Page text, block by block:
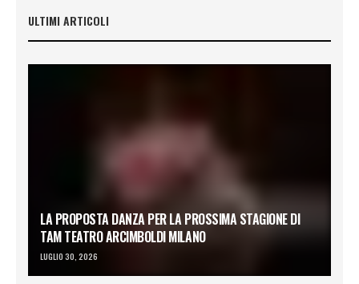
ULTIMI ARTICOLI
LA PROPOSTA DANZA PER LA PROSSIMA STAGIONE DI
TAM TEATRO ARCIMBOLDI MILANO
LUGLIO 30, 2026